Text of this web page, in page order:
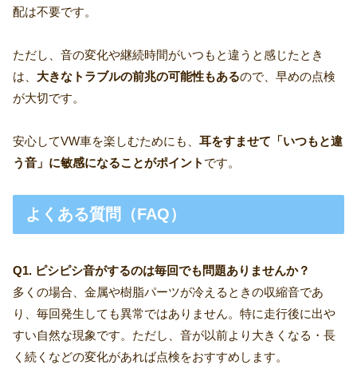
配は不要です。
ただし、音の変化や継続時間がいつもと違うと感じたとき
は、 大きなトラブルの前兆の可能性もあるので、早めの点検
が大切です。
安心してVW車を楽しむためにも、 耳をすませて「いつもと違
う音」に敏感になることがポイント です。
よくある質問（FAQ）
Q1. ピシピシ音がするのは毎回でも問題ありませんか？
多くの場合、金属や樹脂パーツが冷えるときの収縮音であ
り、毎回発生しても異常ではありません。特に走行後に出や
すい自然な現象です。ただし、音が以前より大きくなる・長
く続くなどの変化があれば点検をおすすめします。